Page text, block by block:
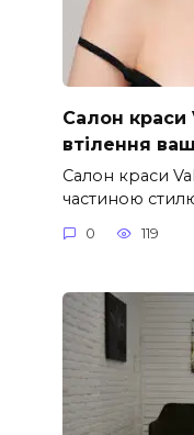
Салон краси
втілення
Салон краси
частиною
0 119